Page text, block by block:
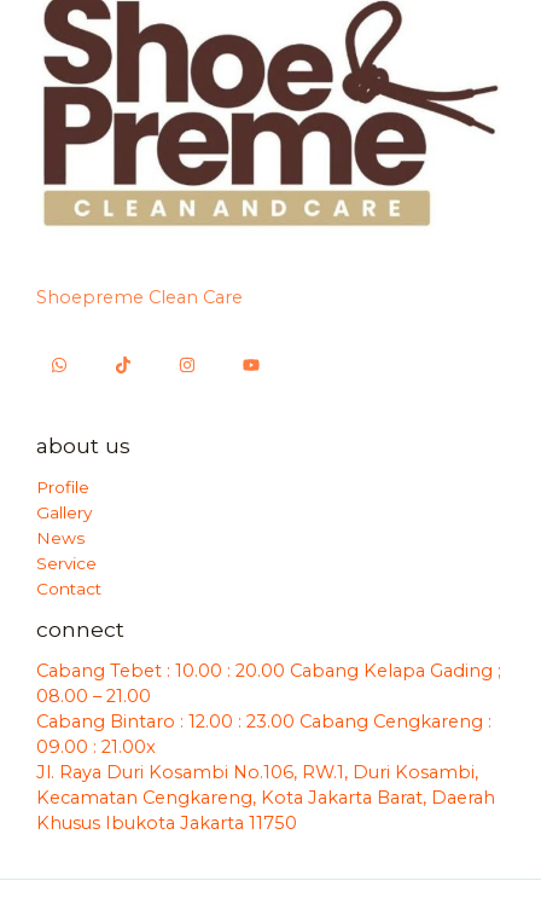
Shoepreme Clean Care
about us
Profile
Gallery
News
Service
Contact
connect
Cabang Tebet : 10.00 : 20.00 Cabang Kelapa Gading ;
08.00 – 21.00
Cabang Bintaro : 12.00 : 23.00 Cabang Cengkareng :
09.00 : 21.00x
Jl. Raya Duri Kosambi No.106, RW.1, Duri Kosambi,
Kecamatan Cengkareng, Kota Jakarta Barat, Daerah
Khusus Ibukota Jakarta 11750